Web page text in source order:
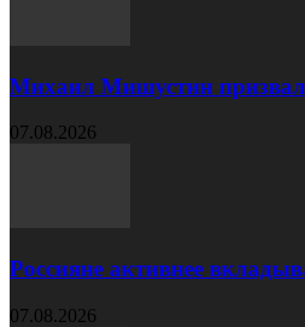
Михаил Мишустин призвал
07.08.2026
Россияне активнее
07.08.2026